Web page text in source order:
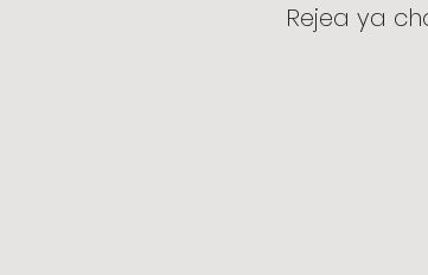
Rejea ya